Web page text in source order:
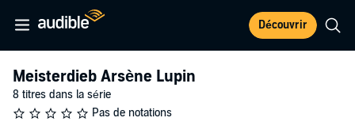
Découvrir
Meisterdieb Arsène Lupin
8 titres dans la série
Pas de notations